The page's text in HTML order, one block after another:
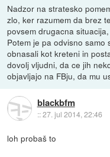
Nadzor na stratesko
zlo, ker razumem da brez
povsem drugacna
Potem je pa odvisno samo
obnasali kot kreteni in
dovolj vljudni, da ce jih
objavljajo na FBju, da mu
blackbfm
::27. jul 2014, 22:46
loh probaš to